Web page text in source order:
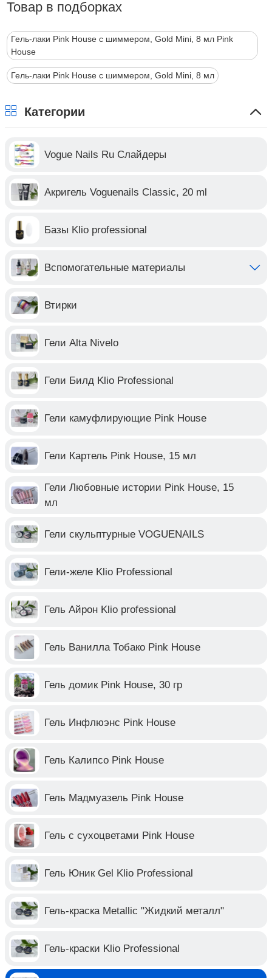
Товар в подборках
Гель-лаки Pink House с шиммером, Gold Mini, 8 мл Pink
House
Гель-лаки Pink House с шиммером, Gold Mini, 8 мл
Категории
Vogue Nails Ru Слайдеры
Акригель Voguenails Classic, 20 ml
Базы Klio professional
Вспомогательные материалы
Втирки
Гели Alta Nivelo
Гели Билд Klio Professional
Гели камуфлирующие Pink House
Гели Картель Pink House, 15 мл
Гели Любовные истории Pink House, 15
мл
Гели скульптурные VOGUENAILS
Гели-желе Klio Professional
Гель Айрон Klio professional
Гель Ванилла Тобако Pink House
Гель домик Pink House, 30 гр
Гель Инфлюэнс Pink House
Гель Калипсо Pink House
Гель Мадмуазель Pink House
Гель с сухоцветами Pink House
Гель Юник Gel Klio Professional
Гель-краска Metallic "Жидкий металл"
Гель-краски Klio Professional